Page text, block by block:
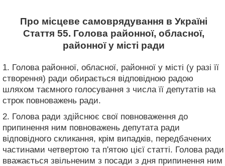
Про місцеве самоврядування в Україні
Стаття 55. Голова районної, обласної,
районної у місті ради
1. Голова районної, обласної, районної у місті (у разі її
створення) ради обирається відповідною радою
шляхом таємного голосування з числа її депутатів на
строк повноважень ради.
2. Голова ради здійснює свої повноваження до
припинення ним повноважень депутата ради
відповідного скликання, крім випадків, передбачених
частинами четвертою та п'ятою цієї статті. Голова ради
вважається звільненим з посади з дня припинення ним